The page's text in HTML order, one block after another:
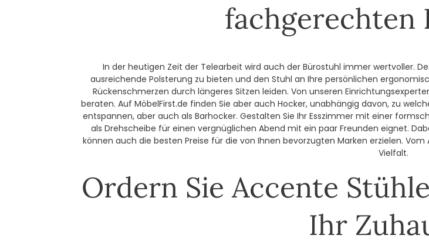
fachgerechten
In der heutigen Zeit der Telearbeit wird auch der Bürostuhl immer wertvoller.
ausreichende Polsterung zu bieten und den Stuhl an Ihre persönlichen
Rückenschmerzen durch längeres Sitzen leiden. Von unseren
beraten. Auf MöbelFirst.de finden Sie aber auch Hocker, unabhängig davon, zu
entspannen, aber auch als Barhocker. Gestalten Sie Ihr Esszimmer mit einer
als Drehscheibe für einen vergnüglichen Abend mit ein paar Freunden eignet.
können auch die besten Preise für die von Ihnen bevorzugten Marken erzielen.
Vielfalt.
Ordern Sie Accente
Ihr